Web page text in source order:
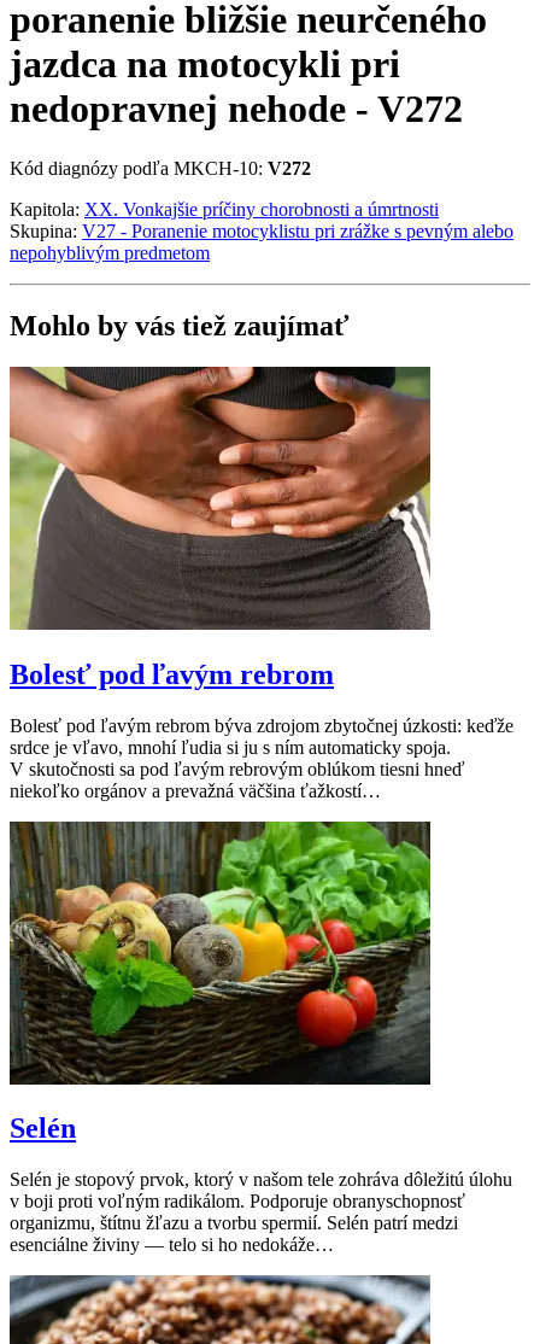
poranenie bližšie neurčeného
jazdca na motocykli pri
nedopravnej nehode - V272
Kód diagnózy podľa MKCH-10: V272
Kapitola: XX. Vonkajšie príčiny chorobnosti a úmrtnosti
Skupina: V27 - Poranenie motocyklistu pri zrážke s pevným alebo
nepohyblivým predmetom
Mohlo by vás tiež zaujímať
Bolesť pod ľavým rebrom
Bolesť pod ľavým rebrom býva zdrojom zbytočnej úzkosti: keďže
srdce je vľavo, mnohí ľudia si ju s ním automaticky spoja.
V skutočnosti sa pod ľavým rebrovým oblúkom tiesni hneď
niekoľko orgánov a prevažná väčšina ťažkostí…
Selén
Selén je stopový prvok, ktorý v našom tele zohráva dôležitú úlohu
v boji proti voľným radikálom. Podporuje obranyschopnosť
organizmu, štítnu žľazu a tvorbu spermií. Selén patrí medzi
esenciálne živiny — telo si ho nedokáže…